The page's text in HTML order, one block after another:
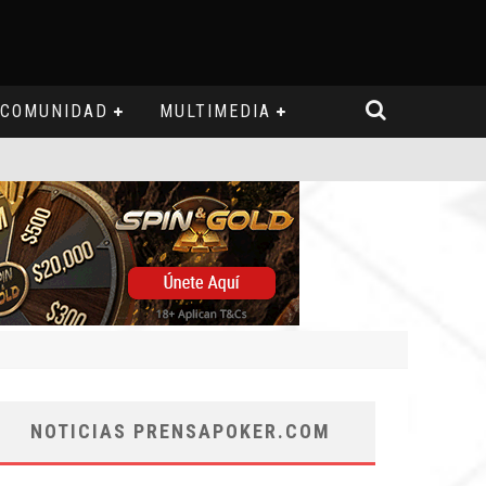
COMUNIDAD MULTIMEDIA
NOTICIAS PRENSAPOKER.COM